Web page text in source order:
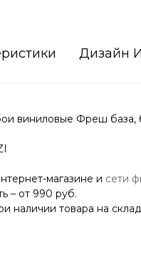
Дизайн
виниловые Фреш база,
магазине и сети
– от 990 руб.
наличии товара на